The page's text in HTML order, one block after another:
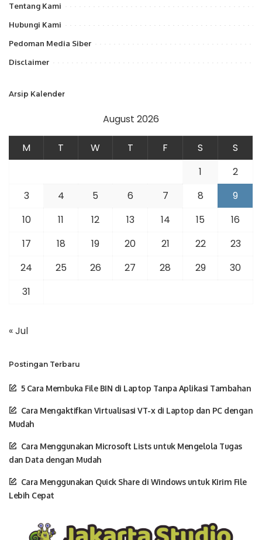
Tentang Kami
Hubungi Kami
Pedoman Media Siber
Disclaimer
Arsip Kalender
August 2026
M T W T F S
S
1
2
3
4 5 6 7 8
9
10
11 12 13 14 15
16
17
18 19 20 21 22
23
24
25 26 27 28 29
30
31
« Jul
Postingan Terbaru
5 Cara Membuka File BIN di Laptop Tanpa Aplikasi Tambahan
Cara Mengaktifkan Virtualisasi VT-x di Laptop dan PC dengan
Mudah
Cara Menggunakan Microsoft Lists untuk Mengelola Tugas
dan Data dengan Mudah
Cara Menggunakan Quick Share di Windows untuk Kirim File
Lebih Cepat